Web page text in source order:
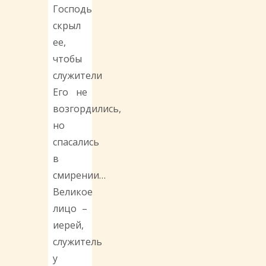
Господь
скрыл
ее,
чтобы
служители
Его не
возгордились,
но
спасались
в
смирении…
Великое
лицо –
иерей,
служитель
у